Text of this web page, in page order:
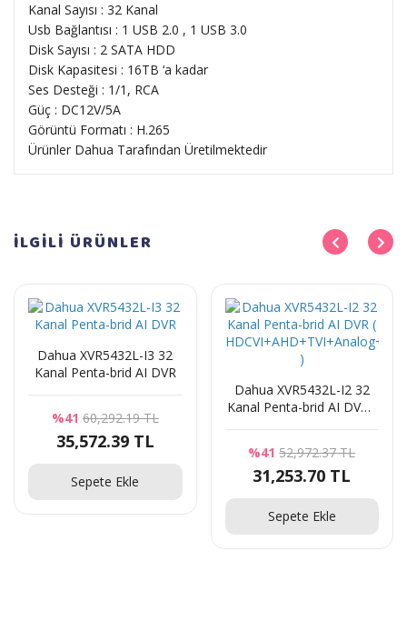
Kanal Sayısı : 32 Kanal
Usb Bağlantısı : 1 USB 2.0 , 1 USB 3.0
Disk Sayısı : 2 SATA HDD
Disk Kapasitesi : 16TB ‘a kadar
Ses Desteği : 1/1, RCA
Güç : DC12V/5A
Görüntü Formatı : H.265
Ürünler Dahua Tarafından Üretilmektedir
İLGİLİ ÜRÜNLER
Dahua XVR5432L-I3 32
Kanal Penta-brid AI DVR
%41 60,292.19 TL
35,572.39 TL
Sepete Ekle
Dahua XVR5432L-I2 32
Kanal Penta-brid AI DVR (
%41 52,972.37 TL
31,253.70 TL
Sepete Ekle